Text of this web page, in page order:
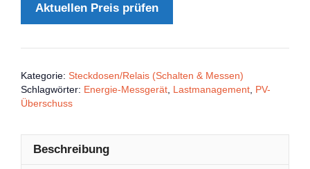
Aktuellen Preis prüfen
Kategorie: Steckdosen/Relais (Schalten & Messen)
Schlagwörter: Energie-Messgerät Lastmanagement PV-
Überschuss
Beschreibung